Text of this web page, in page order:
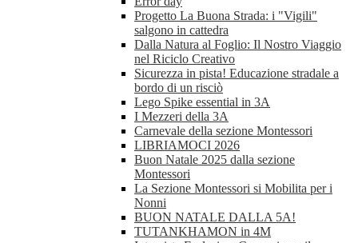
Progetto La Buona Strada: i "Vigili"
salgono in cattedra
Dalla Natura al Foglio: Il Nostro Viaggio
nel Riciclo Creativo
Sicurezza in pista! Educazione stradale a
bordo di un risciò
Lego Spike essential in 3A
I Mezzeri della 3A
Carnevale della sezione Montessori
LIBRIAMOCI 2026
Buon Natale 2025 dalla sezione
Montessori
La Sezione Montessori si Mobilita per i
Nonni
BUON NATALE DALLA 5A!
TUTANKHAMON in 4M